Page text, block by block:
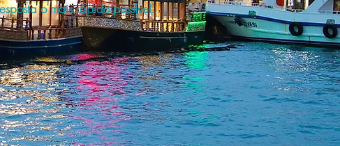
o mais rápido possível.